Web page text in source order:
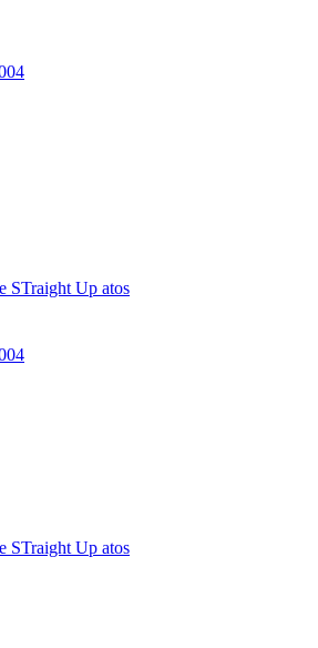
STraight Up atos
STraight Up atos